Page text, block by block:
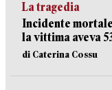
La tragedia
Incidente
la vittima aveva
di Caterina Cossu